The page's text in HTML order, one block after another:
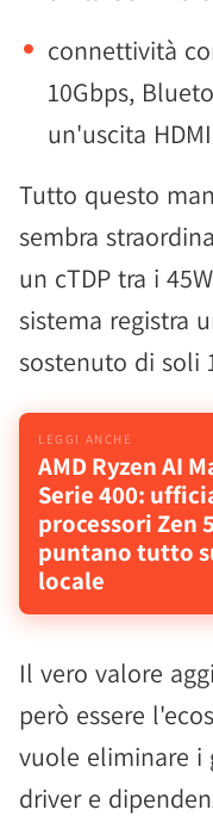
connettività
10Gbps,
un'uscita
Tutto questo
sembra
un cTDP tra i
sistema registra
sostenuto di soli
AMD Ryzen AI
Serie 400:
processori Zen
puntano tutto
locale
Il vero valore
però essere
vuole eliminare i
driver e